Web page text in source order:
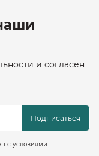
и согласен
Подписаться
с условиями